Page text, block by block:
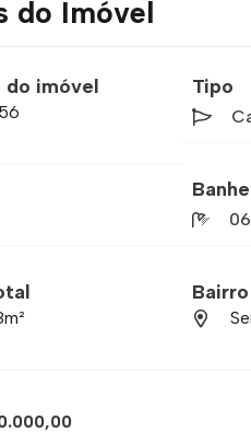
do Imóvel
do imóvel Tipo
06
Bairro